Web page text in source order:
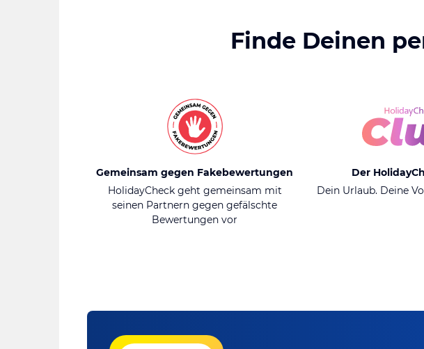
Finde Deinen
Gemeinsam gegen Fakebewertungen
HolidayCheck geht gemeinsam mit
seinen Partnern gegen gefälschte
Bewertungen vor
Der
Dein Urlaub. Deine